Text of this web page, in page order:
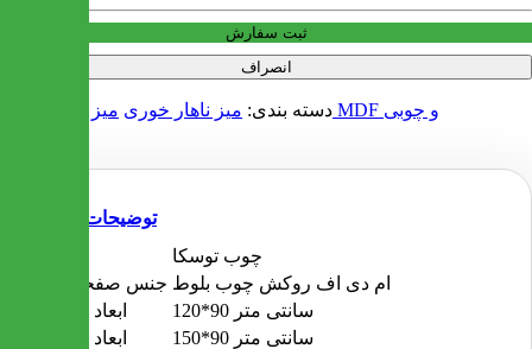
ثبت سفارش
انصراف
دسته بندی: میز ناهار خوری میز ناهار خوری MDF و چوبی
توضیحات
چوب توسکا
جنس صفحه میز ام دی اف روکش چوب بلوط
ابعاد 4 نفره
120*90 سانتی متر
ابعاد 6 نفره
150*90 سانتی متر